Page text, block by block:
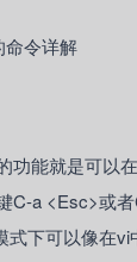
功能就是可以
C-a <Esc>或
式下可以像在